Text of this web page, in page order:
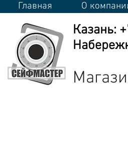
О
Главная
Казань: